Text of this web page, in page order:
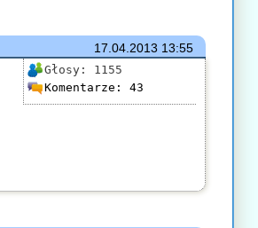
17.04.2013 13:55
Głosy: 1155
Komentarze: 43